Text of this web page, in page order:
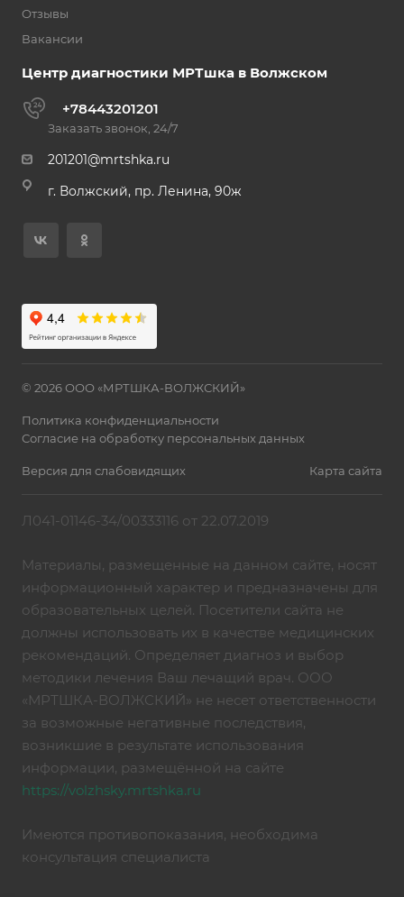
Отзывы
Вакансии
Центр диагностики МРТшка в Волжском
+78443201201
Заказать звонок, 24/7
201201@mrtshka.ru
г. Волжский, пр. Ленина, 90ж
© 2026 ООО «МРТШКА-ВОЛЖСКИЙ»
Политика конфиденциальности
Согласие на обработку персональных данных
Версия для слабовидящих Карта сайта
Л041-01146-34/00333116 от 22.07.2019
Материалы, размещенные на данном сайте, носят
информационный характер и предназначены для
образовательных целей. Посетители сайта не
должны использовать их в качестве медицинских
рекомендаций. Определяет диагноз и выбор
методики лечения Ваш лечащий врач. ООО
«МРТШКА-ВОЛЖСКИЙ» не несет ответственности
за возможные негативные последствия,
возникшие в результате использования
информации, размещённой на сайте
https://volzhsky.mrtshka.ru
Имеются противопоказания, необходима
консультация специалиста